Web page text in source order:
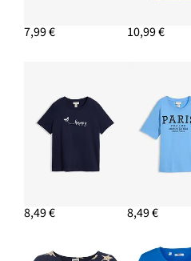
Náušnice kruhy
13,99 €
7,99 € 10,99 €
8,49 € 8,49 €